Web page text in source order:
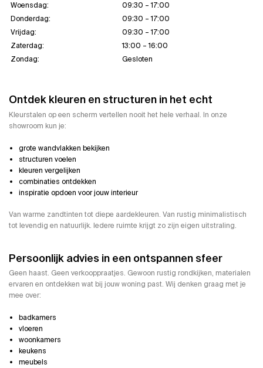
Woensdag:
09:30 – 17:00
Donderdag:
09:30 – 17:00
Vrijdag:
09:30 – 17:00
Zaterdag:
13:00 – 16:00
Zondag:
Gesloten
Ontdek kleuren en structuren in het echt
Kleurstalen op een scherm vertellen nooit het hele verhaal. In onze
showroom kun je:
grote wandvlakken bekijken
structuren voelen
kleuren vergelijken
combinaties ontdekken
inspiratie opdoen voor jouw interieur
Van warme zandtinten tot diepe aardekleuren. Van rustig minimalistisch
tot levendig en natuurlijk. Iedere ruimte krijgt zo zijn eigen uitstraling.
Persoonlijk advies in een ontspannen sfeer
Geen haast. Geen verkooppraatjes. Gewoon rustig rondkijken, materialen
ervaren en ontdekken wat bij jouw woning past. Wij denken graag met je
mee over:
badkamers
vloeren
woonkamers
keukens
meubels